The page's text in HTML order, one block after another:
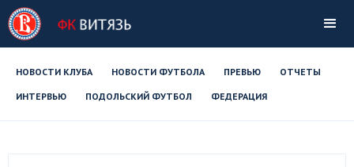
НОВОСТИ КЛУБА НОВОСТИ ФУТБОЛА ПРЕВЬЮ ОТЧЕТЫ
ИНТЕРВЬЮ ПОДОЛЬСКИЙ ФУТБОЛ ФЕДЕРАЦИЯ